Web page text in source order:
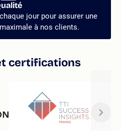
jour pour assurer une
à nos clients.
certifications